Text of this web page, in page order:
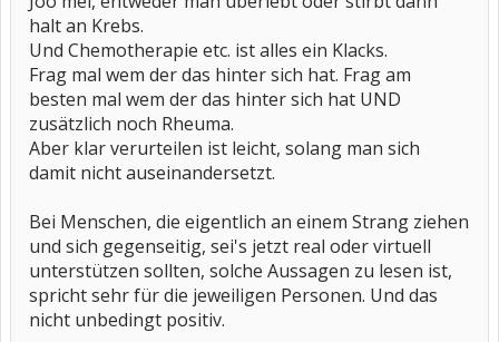
halt an Krebs.
Und Chemotherapie etc. ist alles ein Klacks.
Frag mal wem der das hinter sich hat. Frag am
besten mal wem der das hinter sich hat UND
zusätzlich noch Rheuma.
Aber klar verurteilen ist leicht, solang man sich
damit nicht auseinandersetzt.
Bei Menschen, die eigentlich an einem Strang ziehen
und sich gegenseitig, sei's jetzt real oder virtuell
unterstützen sollten, solche Aussagen zu lesen ist,
spricht sehr für die jeweiligen Personen. Und das
nicht unbedingt positiv.